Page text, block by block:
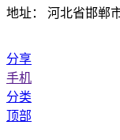
地址： 河北省邯郸
分享
手机
分类
顶部